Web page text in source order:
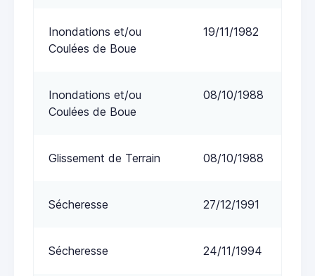
Inondations et/ou
Coulées de Boue
19/11/1982
Inondations et/ou
Coulées de Boue
08/10/1988
Glissement de Terrain 08/10/1988
Sécheresse 27/12/1991
Sécheresse 24/11/1994